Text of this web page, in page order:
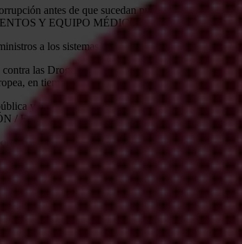
antes de que sucedan puede ayudar a
Y EQUIPO MÉDICO
a los sistemas de salud es, con frecuencia,
las Drogas y el Delito (UNODC por sus siglas
en tiempos sin crisis,
28 por ciento de los casos
y bases de datos abiertas que permitan a la
/ ELEVACIÓN EN LOS PRECIOS
escasez de medicamentos y suministros
los proveedores, a sabiendas de que los gobiernos
y transparentes ayuda a mitigar estos riesgos.
a cobrar precios razonables a los gobiernos.
guantes y desinfectantes para las manos
han estado inflando los precios para los